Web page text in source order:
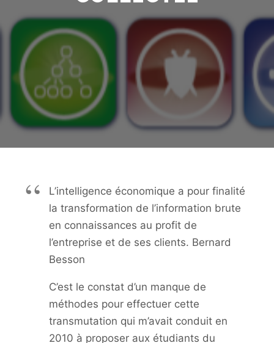
L’intelligence économique a pour finalité
la transformation de l’information brute
en connaissances au profit de
l’entreprise et de ses clients. Bernard
Besson
C’est le constat d’un manque de
méthodes pour effectuer cette
transmutation qui m’avait conduit en
2010 à proposer aux étudiants du